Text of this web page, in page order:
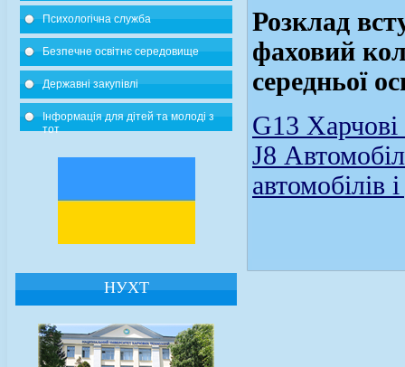
Психологічна служба
Безпечне освітнє середовище
Державні закупівлі
Інформація для дітей та молоді з
тот
НУХТ
Розклад
фаховий
середньої
G13 Харчові
J8
автомобілів